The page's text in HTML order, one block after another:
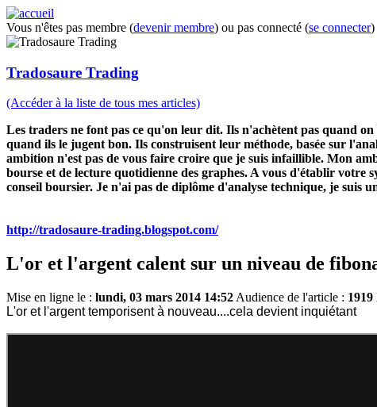
Vous n'êtes pas membre (devenir membre) ou pas connecté (se connecter)
Tradosaure Trading
(Accéder à la liste de tous mes articles)
Les traders ne font pas ce qu'on leur dit. Ils n'achètent pas quand
quand ils le jugent bon. Ils construisent leur méthode, basée sur
ambition n'est pas de vous faire croire que je suis infaillible. Mon
bourse et de lecture quotidienne des graphes. A vous d'établir votre
conseil boursier. Je n'ai pas de diplôme d'analyse technique, je suis
http://tradosaure-trading.blogspot.com/
L'or et l'argent calent sur un niveau de
Mise en ligne le : lundi, 03 mars 2014 14:52 Audience de l'article : 1919
L'or et l'argent temporisent à nouveau....cela devient inquiétant